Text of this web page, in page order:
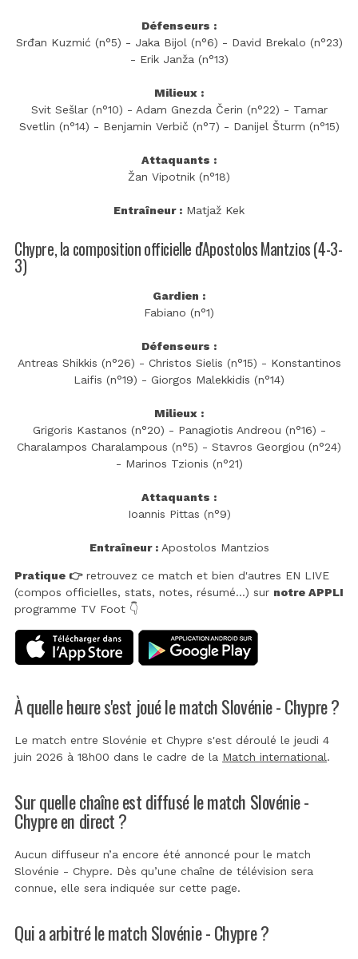
Défenseurs :
Srđan Kuzmić (n°5) - Jaka Bijol (n°6) - David Brekalo (n°23)
- Erik Janža (n°13)
Milieux :
Svit Sešlar (n°10) - Adam Gnezda Čerin (n°22) - Tamar
Svetlin (n°14) - Benjamin Verbič (n°7) - Danijel Šturm (n°15)
Attaquants :
Žan Vipotnik (n°18)
Entraîneur : Matjaž Kek
Chypre, la composition officielle d'Apostolos Mantzios (4-3-
3)
Gardien :
Fabiano (n°1)
Défenseurs :
Antreas Shikkis (n°26) - Christos Sielis (n°15) - Konstantinos
Laifis (n°19) - Giorgos Malekkidis (n°14)
Milieux :
Grigoris Kastanos (n°20) - Panagiotis Andreou (n°16) -
Charalampos Charalampous (n°5) - Stavros Georgiou (n°24)
- Marinos Tzionis (n°21)
Attaquants :
Ioannis Pittas (n°9)
Entraîneur :Apostolos Mantzios
Pratique 👉retrouvez ce match et bien d'autres EN LIVE
(compos officielles, stats, notes, résumé...) sur notre APPLI
programme TV Foot 👇
À quelle heure s'est joué le match Slovénie - Chypre ?
Le match entre Slovénie et Chypre s'est déroulé le jeudi 4
juin 2026 à 18h00 dans le cadre de la Match international.
Sur quelle chaîne est diffusé le match Slovénie -
Chypre en direct ?
Aucun diffuseur n’a encore été annoncé pour le match
Slovénie - Chypre. Dès qu’une chaîne de télévision sera
connue, elle sera indiquée sur cette page.
Qui a arbitré le match Slovénie - Chypre ?